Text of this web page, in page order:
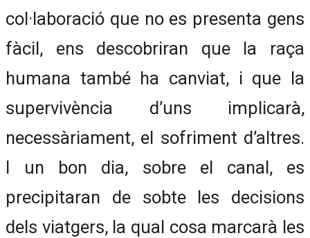
col·laboració que no es presenta gens
fàcil, ens descobriran que la raça
humana també ha canviat, i que la
supervivència d’uns implicarà,
necessàriament, el sofriment d’altres.
I un bon dia, sobre el canal, es
precipitaran de sobte les decisions
dels viatgers, la qual cosa marcarà les